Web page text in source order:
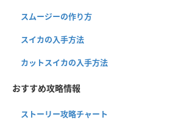
スムージーの作り方
スイカの入手方法
カットスイカの入手方法
おすすめ攻略情報
ストーリー攻略チャート